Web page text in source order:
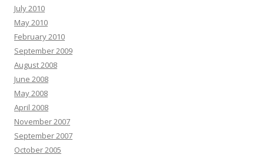
July 2010
May 2010
February 2010
September 2009
August 2008
June 2008
May 2008
April 2008
November 2007
September 2007
October 2005